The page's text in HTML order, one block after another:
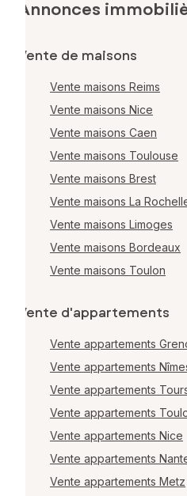
Annonces
Vente de maisons
Vente maisons Reims
Vente maisons Nice
Vente maisons Caen
Vente maisons Toulouse
Vente maisons Brest
Vente maisons La
Vente maisons Limoges
Vente maisons Bordeaux
Vente maisons Toulon
Vente d'appartements
Vente appartements
Vente appartements
Vente appartements
Vente appartements
Vente appartements Nice
Vente appartements
Vente appartements Metz